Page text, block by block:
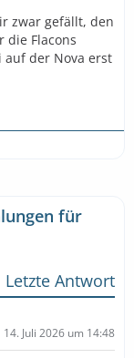
zwar gefällt, den
Flacons
auf der Nova erst
für
Letzte Antwort
14. Juli 2026 um 14:48